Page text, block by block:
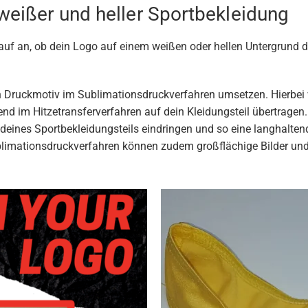
und heller Sportbekleidung
an, ob dein Logo auf einem weißen oder hellen Untergrund
im Sublimationsdruckverfahren umsetzen.
im Hitzetransferverfahren auf dein Kleidungsteil
Sportbekleidungsteils eindringen und so eine
können zudem großflächige Bilder